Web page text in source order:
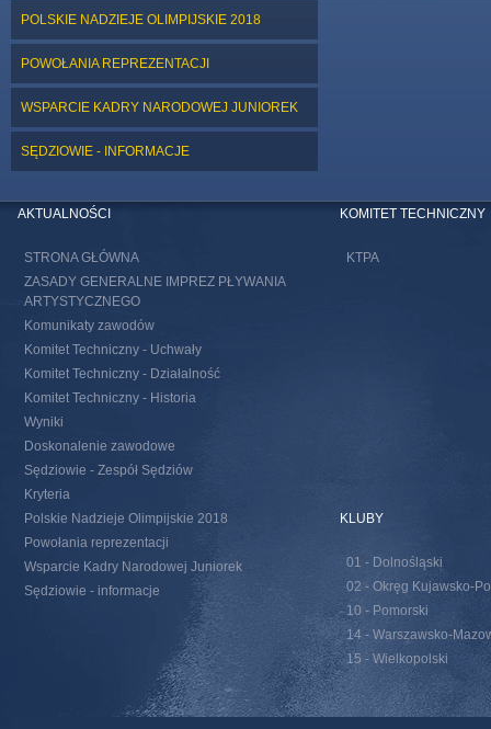
POLSKIE NADZIEJE OLIMPIJSKIE 2018
POWOŁANIA REPREZENTACJI
WSPARCIE KADRY NARODOWEJ JUNIOREK
SĘDZIOWIE - INFORMACJE
AKTUALNOŚCI
STRONA GŁÓWNA
ZASADY GENERALNE IMPREZ PŁYWANIA
ARTYSTYCZNEGO
Komunikaty zawodów
Komitet Techniczny - Uchwały
Komitet Techniczny - Działalność
Komitet Techniczny - Historia
Wyniki
Doskonalenie zawodowe
Sędziowie - Zespół Sędziów
Kryteria
Polskie Nadzieje Olimpijskie 2018
Powołania reprezentacji
Wsparcie Kadry Narodowej Juniorek
Sędziowie - informacje
KOMITET TECHNICZNY
KTPA
KLUBY
01 - Dolnośląski
02 - Okręg Kujawsko-
10 - Pomorski
14 - Warszawsko-
15 - Wielkopolski